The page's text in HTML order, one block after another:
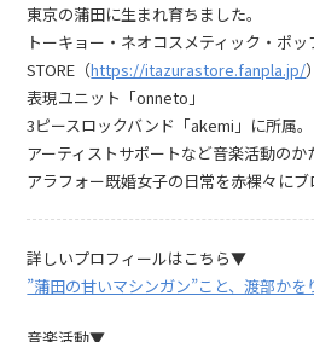
東京の蒲田に生まれ育ちました。
トーキョー・ネオコスメティック・ポ
STORE（https://itazurastore.fanpla.jp/
表現ユニット「onneto」
3ピースロックバンド「akemi」に所属。
アーティストサポートなど音楽活動のか
アラフォー既婚女子の日常を赤裸々にブ
詳しいプロフィールはこちら▼
”蒲田の甘いマシンガン”こと、渡部か